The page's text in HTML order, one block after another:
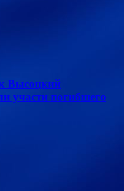
Высоцкий
участи погибшего